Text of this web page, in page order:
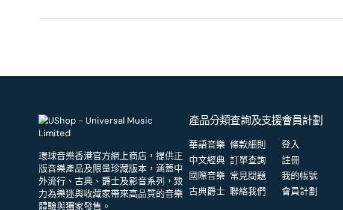
環球音樂香港官方網上商店，提供正
版音樂產品及限量珍藏版本，涵蓋中
外流行、古典、爵士及影音系列，致
力為樂迷與收藏家帶來高品質的音樂
體驗與獨家發售。
產品分類
華語音樂
中文經典
國際音樂
古典爵士
查詢及支援
條款細則
訂單查詢
常見問題
聯絡我們
會員計劃
登入
註冊
我的帳號
會員計劃